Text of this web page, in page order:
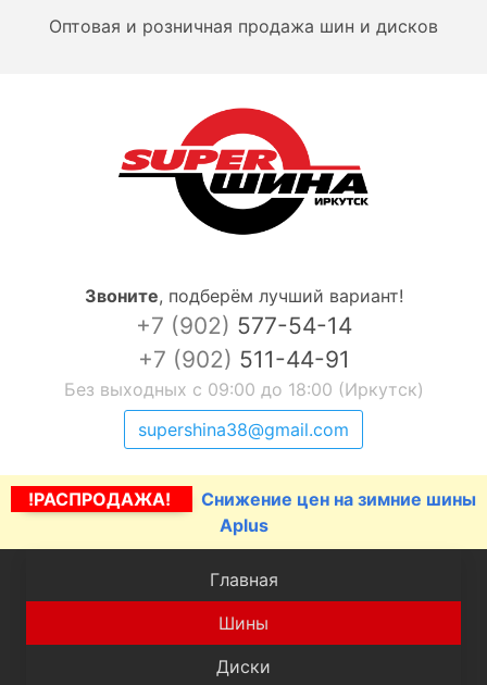
Оптовая и розничная продажа шин и дисков
Звоните, подберём лучший вариант!
+7 (902) 577-54-14
+7 (902) 511-44-91
Без выходных с 09:00 до 18:00 (Иркутск)
supershina38@gmail.com
!РАСПРОДАЖА!
Снижение цен на зимние шины
Aplus
Главная
Шины
Диски